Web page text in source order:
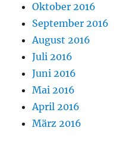
Oktober 2016
September 2016
August 2016
Juli 2016
Juni 2016
Mai 2016
April 2016
März 2016